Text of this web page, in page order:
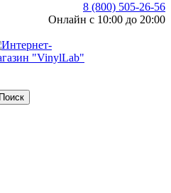
8 (800) 505-26-56
Онлайн с 10:00 до 20:00
Поиск